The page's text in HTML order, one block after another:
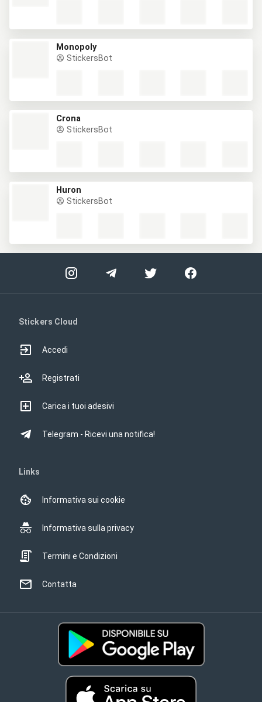
Monopoly
StickersBot
Crona
StickersBot
Huron
StickersBot
Stickers Cloud
Accedi
Registrati
Carica i tuoi adesivi
Telegram - Ricevi una notifica!
Links
Informativa sui cookie
Informativa sulla privacy
Termini e Condizioni
Contatta